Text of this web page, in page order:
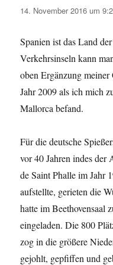
14. November 2016 um
Spanien ist das Land
Verkehrsinseln kann
oben Ergänzung
Jahr 2009 als ich mich
Mallorca befand.
Für die deutsche
vor 40 Jahren indes
de Saint Phalle im Jahr
aufstellte, gerieten die
hatte im Beethovensaal
eingeladen. Die 800
zog in die größere
gejohlt, gepfiffen und